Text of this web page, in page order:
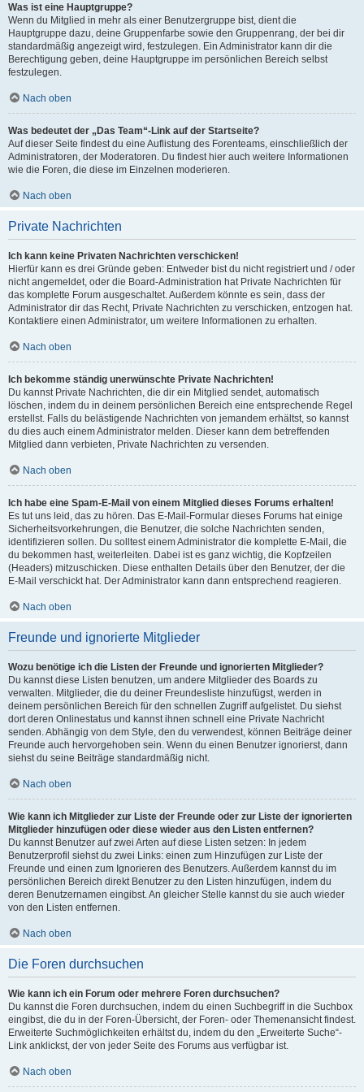
Was ist eine Hauptgruppe?
Wenn du Mitglied in mehr als einer Benutzergruppe bist, dient die
Hauptgruppe dazu, deine Gruppenfarbe sowie den Gruppenrang, der bei dir
standardmäßig angezeigt wird, festzulegen. Ein Administrator kann dir die
Berechtigung geben, deine Hauptgruppe im persönlichen Bereich selbst
festzulegen.
Nach oben
Was bedeutet der „Das Team“-Link auf der Startseite?
Auf dieser Seite findest du eine Auflistung des Forenteams, einschließlich der
Administratoren, der Moderatoren. Du findest hier auch weitere Informationen
wie die Foren, die diese im Einzelnen moderieren.
Nach oben
Private Nachrichten
Ich kann keine Privaten Nachrichten verschicken!
Hierfür kann es drei Gründe geben: Entweder bist du nicht registriert und / oder
nicht angemeldet, oder die Board-Administration hat Private Nachrichten für
das komplette Forum ausgeschaltet. Außerdem könnte es sein, dass der
Administrator dir das Recht, Private Nachrichten zu verschicken, entzogen hat.
Kontaktiere einen Administrator, um weitere Informationen zu erhalten.
Nach oben
Ich bekomme ständig unerwünschte Private Nachrichten!
Du kannst Private Nachrichten, die dir ein Mitglied sendet, automatisch
löschen, indem du in deinem persönlichen Bereich eine entsprechende Regel
erstellst. Falls du belästigende Nachrichten von jemandem erhältst, so kannst
du dies auch einem Administrator melden. Dieser kann dem betreffenden
Mitglied dann verbieten, Private Nachrichten zu versenden.
Nach oben
Ich habe eine Spam-E-Mail von einem Mitglied dieses Forums erhalten!
Es tut uns leid, das zu hören. Das E-Mail-Formular dieses Forums hat einige
Sicherheitsvorkehrungen, die Benutzer, die solche Nachrichten senden,
identifizieren sollen. Du solltest einem Administrator die komplette E-Mail, die
du bekommen hast, weiterleiten. Dabei ist es ganz wichtig, die Kopfzeilen
(Headers) mitzuschicken. Diese enthalten Details über den Benutzer, der die
E-Mail verschickt hat. Der Administrator kann dann entsprechend reagieren.
Nach oben
Freunde und ignorierte Mitglieder
Wozu benötige ich die Listen der Freunde und ignorierten Mitglieder?
Du kannst diese Listen benutzen, um andere Mitglieder des Boards zu
verwalten. Mitglieder, die du deiner Freundesliste hinzufügst, werden in
deinem persönlichen Bereich für den schnellen Zugriff aufgelistet. Du siehst
dort deren Onlinestatus und kannst ihnen schnell eine Private Nachricht
senden. Abhängig von dem Style, den du verwendest, können Beiträge deiner
Freunde auch hervorgehoben sein. Wenn du einen Benutzer ignorierst, dann
siehst du seine Beiträge standardmäßig nicht.
Nach oben
Wie kann ich Mitglieder zur Liste der Freunde oder zur Liste der ignorierten
Mitglieder hinzufügen oder diese wieder aus den Listen entfernen?
Du kannst Benutzer auf zwei Arten auf diese Listen setzen: In jedem
Benutzerprofil siehst du zwei Links: einen zum Hinzufügen zur Liste der
Freunde und einen zum Ignorieren des Benutzers. Außerdem kannst du im
persönlichen Bereich direkt Benutzer zu den Listen hinzufügen, indem du
deren Benutzernamen eingibst. An gleicher Stelle kannst du sie auch wieder
von den Listen entfernen.
Nach oben
Die Foren durchsuchen
Wie kann ich ein Forum oder mehrere Foren durchsuchen?
Du kannst die Foren durchsuchen, indem du einen Suchbegriff in die Suchbox
eingibst, die du in der Foren-Übersicht, der Foren- oder Themenansicht findest.
Erweiterte Suchmöglichkeiten erhältst du, indem du den „Erweiterte Suche“-
Link anklickst, der von jeder Seite des Forums aus verfügbar ist.
Nach oben